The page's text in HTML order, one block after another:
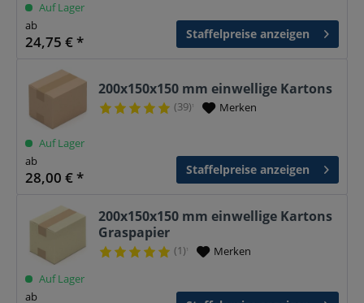
Auf Lager
ab
24,75 € * Staffelpreise anzeigen
200x150x150 mm einwellige Kartons
(39)¹ Merken
Auf Lager
ab
28,00 € * Staffelpreise anzeigen
200x150x150 mm einwellige Kartons
Graspapier
(1)¹ Merken
Auf Lager
ab